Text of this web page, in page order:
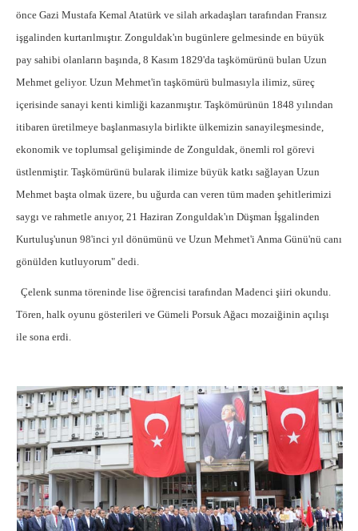
önce Gazi Mustafa Kemal Atatürk ve silah arkadaşları tarafından Fransız
işgalinden kurtarılmıştır. Zonguldak'ın bugünlere gelmesinde en büyük
pay sahibi olanların başında, 8 Kasım 1829'da taşkömürünü bulan Uzun
Mehmet geliyor. Uzun Mehmet'in taşkömürü bulmasıyla ilimiz, süreç
içerisinde sanayi kenti kimliği kazanmıştır. Taşkömürünün 1848 yılından
itibaren üretilmeye başlanmasıyla birlikte ülkemizin sanayileşmesinde,
ekonomik ve toplumsal gelişiminde de Zonguldak, önemli rol görevi
üstlenmiştir. Taşkömürünü bularak ilimize büyük katkı sağlayan Uzun
Mehmet başta olmak üzere, bu uğurda can veren tüm maden şehitlerimizi
saygı ve rahmetle anıyor, 21 Haziran Zonguldak'ın Düşman İşgalinden
Kurtuluş'unun 98'inci yıl dönümünü ve Uzun Mehmet'i Anma Günü'nü canı
gönülden kutluyorum" dedi.
Çelenk sunma töreninde lise öğrencisi tarafından Madenci şiiri okundu.
Tören, halk oyunu gösterileri ve Gümeli Porsuk Ağacı mozaiğinin açılışı
ile sona erdi.